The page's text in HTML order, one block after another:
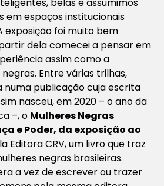
em espaços institucionais
exposição foi muito bem
dela comecei a pensar em
assim como a
Entre várias trilhas,
numa publicação cuja escrita
nasceu, em 2020 – o ano da
–, o Mulheres Negras
e Poder, da exposição ao
Editora CRV, um livro que traz
negras brasileiras.
a vez de escrever ou trazer